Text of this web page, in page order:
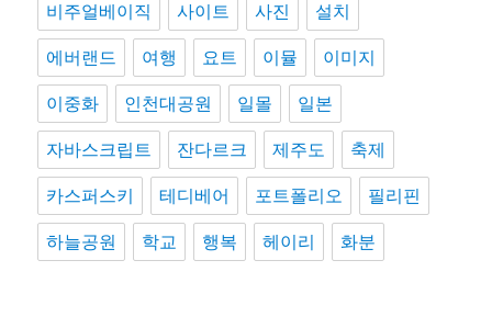
비주얼베이직 사이트 사진 설치
에버랜드 여행 요트 이뮬 이미지
이중화 인천대공원 일몰 일본
자바스크립트 잔다르크 제주도 축제
카스퍼스키 테디베어 포트폴리오 필리핀
하늘공원 학교 행복 헤이리 화분